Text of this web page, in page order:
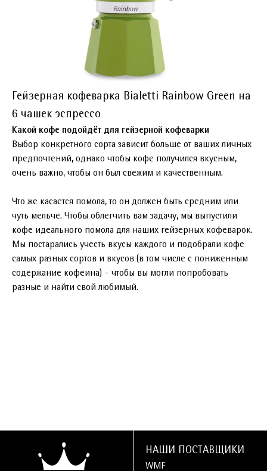
Гейзерная кофеварка Bialetti Rainbow Green на
6 чашек эспрессо
Какой кофе подойдёт для гейзерной кофеварки
Выбор конкретного сорта зависит больше от ваших личных
предпочтений, однако чтобы кофе получился вкусным,
очень важно, чтобы он был свежим и качественным.
Что же касается помола, то он должен быть средним или
чуть мельче. Чтобы облегчить вам задачу, мы выпустили
кофе идеального помола для наших гейзерных кофеварок.
Мы постарались учесть вкусы каждого и подобрали кофе
самых разных сортов и вкусов (в том числе с пониженным
содержание кофеина) – чтобы вы могли попробовать
разные и найти свой любимый.
НАШИ ПОСТАВЩИКИ
WMF